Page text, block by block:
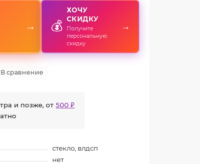
→ 💰
ХОЧУ
СКИДКУ
Получите
персональную
скидку
→
В сравнение
и позже, от500 ₽
стекло, влдсп
нет